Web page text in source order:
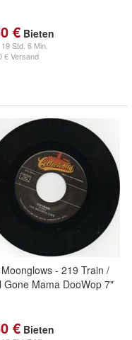
€ Bieten
19 Std. 6 Min.
€ Versand
- 219 Train /
Gone Mama DooWop 7"
€ Bieten